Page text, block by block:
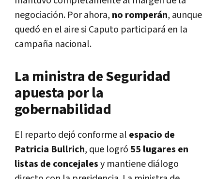
negociación. Por ahora, no romperán, aunque
quedó en el aire si Caputo participará en la
campaña nacional.
La ministra de Seguridad
apuesta por la
gobernabilidad
El reparto dejó conforme al espacio de
Patricia Bullrich, que logró 55 lugares en
listas de concejalesy mantiene diálogo